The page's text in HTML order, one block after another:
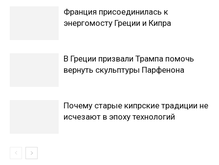
Франция присоединилась к
энергомосту Греции и Кипра
В Греции призвали Трампа помочь
вернуть скульптуры Парфенона
Почему старые кипрские традиции не
исчезают в эпоху технологий